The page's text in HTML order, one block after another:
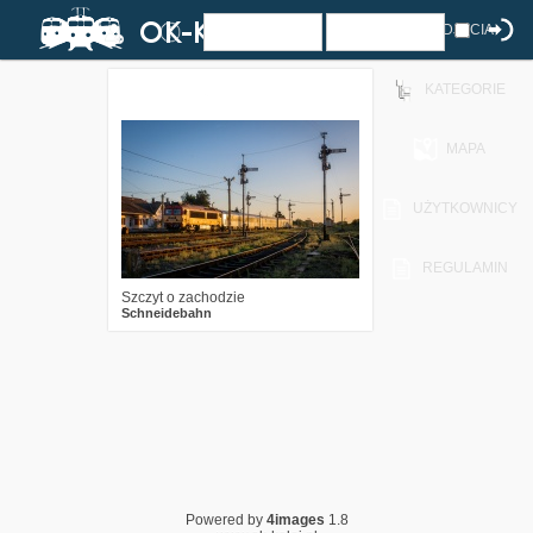
ZDJĘCIA
KATEGORIE
MAPA
UŻYTKOWNICY
REGULAMIN
Szczyt o zachodzie
Schneidebahn
Powered by 4images 1.8